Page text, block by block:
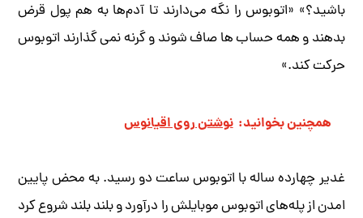
باشید؟» «اتوبوس را نگه می‌دارند تا آدم‌ها به هم پول قرض
بدهند و همه حساب ها صاف شوند و گرنه نمی گذارند اتوبوس
حرکت کند.»
همچنین بخوانید: نوشتن روی اقیانوس
غدیر چهارده ساله با اتوبوس ساعت دو رسید. به محض پایین
امدن از پله‌های اتوبوس موبایلش را درآورد و بلند بلند شروع کرد